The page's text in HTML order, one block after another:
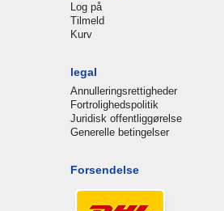
Log på
Tilmeld
Kurv
legal
Annulleringsrettigheder
Fortrolighedspolitik
Juridisk offentliggørelse
Generelle betingelser
Forsendelse